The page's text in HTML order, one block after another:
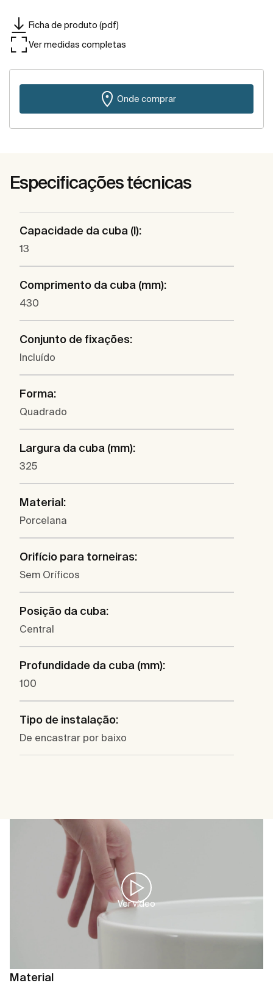
Ficha de produto (pdf)
Ver medidas completas
Onde comprar
Especificações técnicas
Capacidade da cuba (l):
13
Comprimento da cuba (mm):
430
Conjunto de fixações:
Incluído
Forma:
Quadrado
Largura da cuba (mm):
325
Material:
Porcelana
Orifício para torneiras:
Sem Oríficos
Posição da cuba:
Central
Profundidade da cuba (mm):
100
Tipo de instalação:
De encastrar por baixo
Ver vídeo
Material